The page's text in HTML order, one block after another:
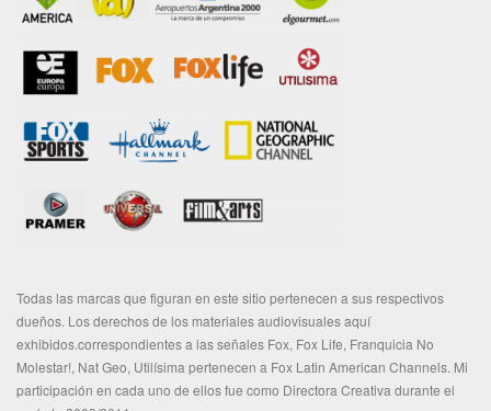
Todas las marcas que figuran en este sitio pertenecen a sus respectivos
dueños. Los derechos de los materiales audiovisuales aquí
exhibidos.correspondientes a las señales Fox, Fox Life, Franquicia No
Molestar!, Nat Geo, Utilísima pertenecen a Fox Latin American Channels. Mi
participación en cada uno de ellos fue como Directora Creativa durante el